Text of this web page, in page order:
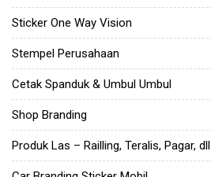
Sticker One Way Vision
Stempel Perusahaan
Cetak Spanduk & Umbul Umbul
Shop Branding
Produk Las – Railling, Teralis, Pagar, dll